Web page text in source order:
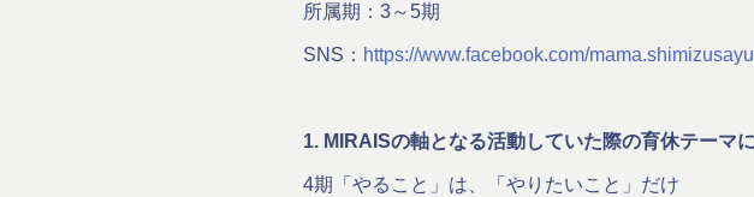
所属期：3～5期
SNS： https://www.facebook.com/
1. MIRAISの軸となる活動していた際の育休テーマ
4期「やること」は、「やりたいこと」だけ